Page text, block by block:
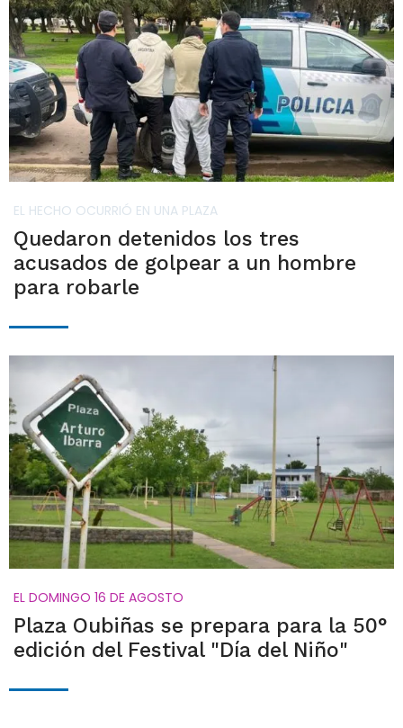
EL HECHO OCURRIÓ EN UNA PLAZA
Quedaron detenidos los tres
acusados de golpear a un hombre
para robarle
EL DOMINGO 16 DE AGOSTO
Plaza Oubiñas se prepara para la 50°
edición del Festival "Día del Niño"